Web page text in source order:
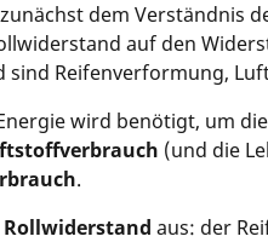
dem Verständnis
auf den
Reifenverformung,
wird benötigt, um
(und die
.
Rollwiderstand aus: der